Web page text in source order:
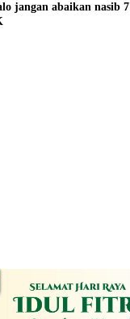
jangan abaikan nasib 7